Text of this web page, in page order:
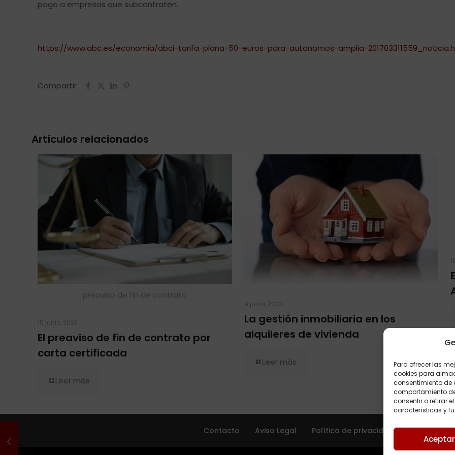
Para ofrecer las
cookies para
consentimiento de
comportamiento
consentir o retirar
características y
Aceptar
pago a empresas que subcontraten.
https://www.abc.es/economia/abci-tarifa-plana-50-euros-para-autonomos-amplia-
Compartir
Artículos relacionados
preaviso de fin de contrato
15 junio, 2023
El preaviso de fin de contrato por
carta certificada
Leer más
9 junio, 2023
La gestión inmobiliaria en los
alquileres de vivienda
Leer más
Contacto Aviso Legal Política de privacidad Política de